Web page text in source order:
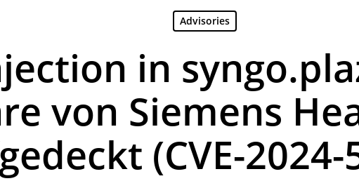
Advisories
in
von Siemens
(CVE-2024-